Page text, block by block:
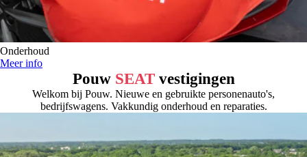
Onderhoud
Meer info
Pouw SEAT vestigingen
Welkom bij Pouw. Nieuwe en gebruikte personenauto's,
bedrijfswagens. Vakkundig onderhoud en reparaties.